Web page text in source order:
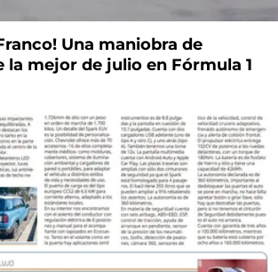
Una maniobra de
la mejor de julio en Fórmula 1